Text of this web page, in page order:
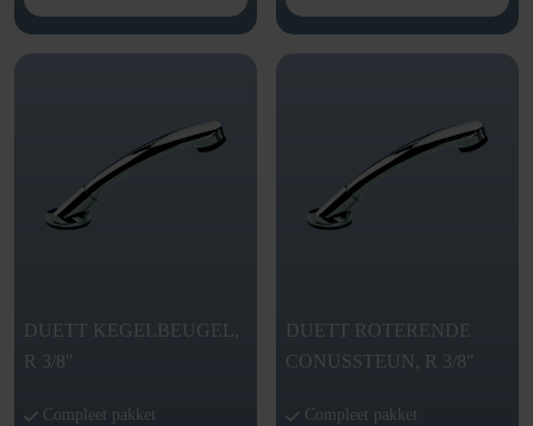
DUETT KEGELBEUGEL,
R 3/8"
Compleet pakket
DUETT ROTERENDE
CONUSSTEUN, R 3/8"
Compleet pakket